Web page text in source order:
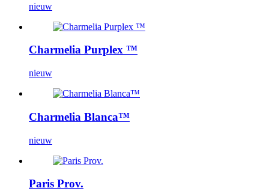
nieuw
Charmelia Purplex ™
nieuw
Charmelia Blanca™
nieuw
Paris Prov.